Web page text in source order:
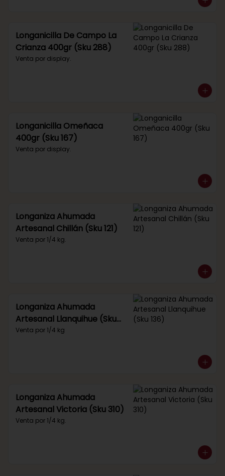
Longanicilla De Campo La
Crianza 400gr (Sku 288)
Venta por display.
Longanicilla Omeñaca
400gr (Sku 167)
Venta por display.
Longaniza Ahumada
Artesanal Chillán (Sku 121)
Venta por 1/4 kg.
Longaniza Ahumada
Artesanal Llanquihue (Sku
136)
Venta por 1/4 kg
Longaniza Ahumada
Artesanal Victoria (Sku 310)
Venta por 1/4 kg.